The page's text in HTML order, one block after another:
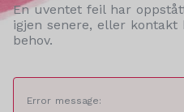
En uventet feil har
igjen senere, eller kontakt
behov.
Error message: